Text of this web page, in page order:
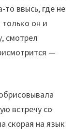
то ввысь, где не
он и
смотрел
—
встречу со
скорая на язык